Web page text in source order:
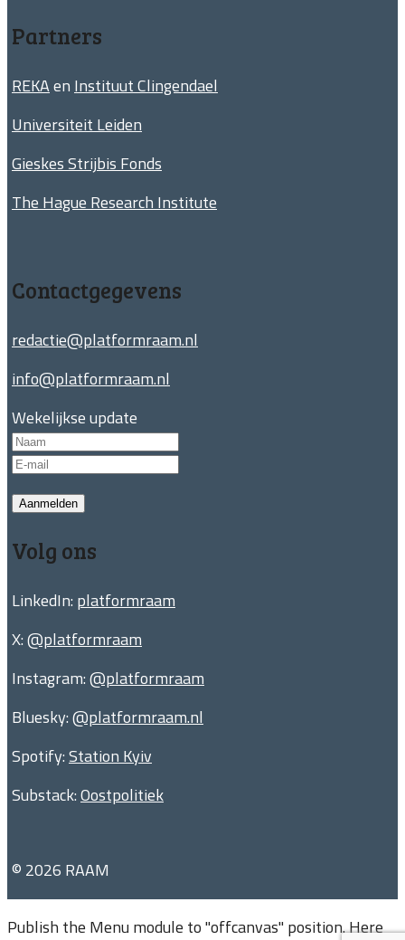
Partners
REKAen Instituut Clingendael
Universiteit Leiden
Gieskes Strijbis Fonds
The Hague Research Institute
Contactgegevens
redactie@platformraam.nl
info@platformraam.nl
Wekelijkse update
Aanmelden
Volg ons
LinkedIn: platformraam
X:@platformraam
Instagram:@platformraam
Bluesky:@platformraam.nl
Spotify:Station Kyiv
Substack:Oostpolitiek
© 2026 RAAM
Publish the Menu module to "offcanvas" position. Here